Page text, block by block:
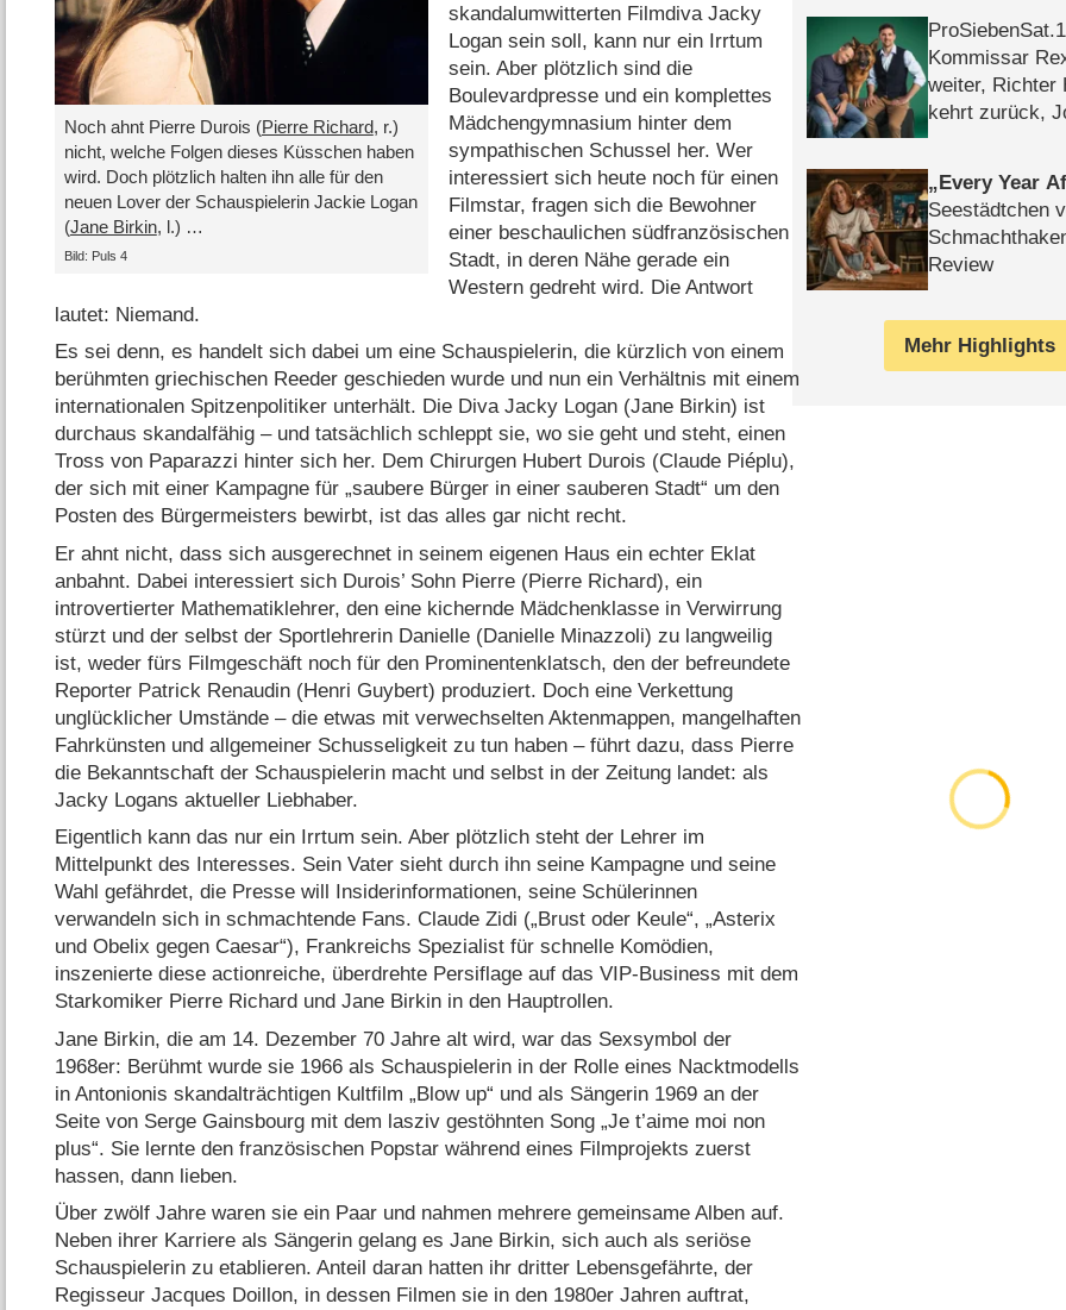
Noch ahnt Pierre Durois (Pierre Richard, r.)
nicht, welche Folgen dieses Küsschen haben
wird. Doch plötzlich halten ihn alle für den
neuen Lover der Schauspielerin Jackie Logan
(Jane Birkin, l.) …
Bild: Puls 4
skandalumwitterten Filmdiva Jacky
Logan sein soll, kann nur ein Irrtum
sein. Aber plötzlich sind die
Boulevardpresse und ein komplettes
Mädchengymnasium hinter dem
sympathischen Schussel her. Wer
interessiert sich heute noch für einen
Filmstar, fragen sich die Bewohner
einer beschaulichen südfranzösischen
Stadt, in deren Nähe gerade ein
Western gedreht wird. Die Antwort
lautet: Niemand.
Es sei denn, es handelt sich dabei um eine Schauspielerin, die kürzlich von einem
berühmten griechischen Reeder geschieden wurde und nun ein Verhältnis mit einem
internationalen Spitzenpolitiker unterhält. Die Diva Jacky Logan (Jane Birkin) ist
durchaus skandalfähig – und tatsächlich schleppt sie, wo sie geht und steht, einen
Tross von Paparazzi hinter sich her. Dem Chirurgen Hubert Durois (Claude Piéplu),
der sich mit einer Kampagne für „saubere Bürger in einer sauberen Stadt“ um den
Posten des Bürgermeisters bewirbt, ist das alles gar nicht recht.
Er ahnt nicht, dass sich ausgerechnet in seinem eigenen Haus ein echter Eklat
anbahnt. Dabei interessiert sich Durois’ Sohn Pierre (Pierre Richard), ein
introvertierter Mathematiklehrer, den eine kichernde Mädchenklasse in Verwirrung
stürzt und der selbst der Sportlehrerin Danielle (Danielle Minazzoli) zu langweilig
ist, weder fürs Filmgeschäft noch für den Prominentenklatsch, den der befreundete
Reporter Patrick Renaudin (Henri Guybert) produziert. Doch eine Verkettung
unglücklicher Umstände – die etwas mit verwechselten Aktenmappen, mangelhaften
Fahrkünsten und allgemeiner Schusseligkeit zu tun haben – führt dazu, dass Pierre
die Bekanntschaft der Schauspielerin macht und selbst in der Zeitung landet: als
Jacky Logans aktueller Liebhaber.
Eigentlich kann das nur ein Irrtum sein. Aber plötzlich steht der Lehrer im
Mittelpunkt des Interesses. Sein Vater sieht durch ihn seine Kampagne und seine
Wahl gefährdet, die Presse will Insiderinformationen, seine Schülerinnen
verwandeln sich in schmachtende Fans. Claude Zidi („Brust oder Keule“, „Asterix
und Obelix gegen Caesar“), Frankreichs Spezialist für schnelle Komödien,
inszenierte diese actionreiche, überdrehte Persiflage auf das VIP-Business mit dem
Starkomiker Pierre Richard und Jane Birkin in den Hauptrollen.
Jane Birkin, die am 14. Dezember 70 Jahre alt wird, war das Sexsymbol der
1968er: Berühmt wurde sie 1966 als Schauspielerin in der Rolle eines Nacktmodells
in Antonionis skandalträchtigen Kultfilm „Blow up“ und als Sängerin 1969 an der
Seite von Serge Gainsbourg mit dem lasziv gestöhnten Song „Je t’aime moi non
plus“. Sie lernte den französischen Popstar während eines Filmprojekts zuerst
hassen, dann lieben.
Über zwölf Jahre waren sie ein Paar und nahmen mehrere gemeinsame Alben auf.
Neben ihrer Karriere als Sängerin gelang es Jane Birkin, sich auch als seriöse
Schauspielerin zu etablieren. Anteil daran hatten ihr dritter Lebensgefährte, der
Regisseur Jacques Doillon, in dessen Filmen sie in den 1980er Jahren auftrat,
Kommissar
weiter, Richter
kehrt zurück,
Every Year
Seestädtchen
Review
Mehr Highlights